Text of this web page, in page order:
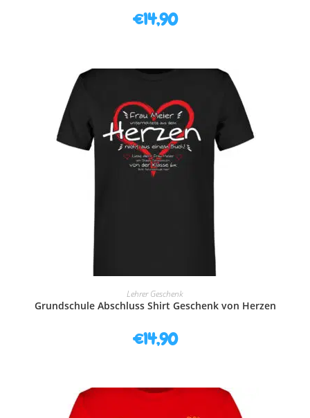
€14,90
AUSFÜHRUNG WÄHLEN
Lehrer Geschenk
Grundschule Abschluss Shirt Geschenk von Herzen
€14,90